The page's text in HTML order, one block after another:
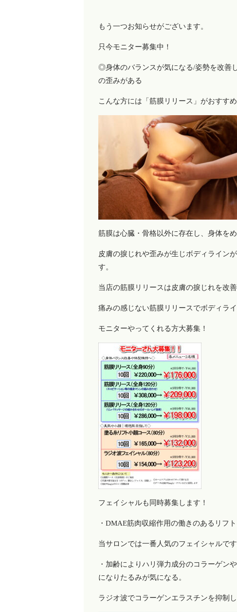
もう一つお知らせがございます。
只今モニター募集中！
◎身体のバランスが気になる/姿勢を改善
の歪みがある
こんな方には「筋膜リリース」がおすす
筋膜は心臓・骨格以外に存在し、身体をめ
皮膚の捩じれや歪みが生じボディライン
す。
当店の筋膜リリースは皮膚の捩じれを改
痛みの感じない筋膜リリースでボディラ
モニターやってくれる方大募集！
フェイシャルも同時募集します！
・DMAE筋肉収縮作用の働きのあるリフ
当サロンでは一番人気のフェイシャルで
・加齢によりハリ弾力成分のコラーゲン
になりたるみが気になる。
ラジオ波でコラーゲンエラスチンを抑制